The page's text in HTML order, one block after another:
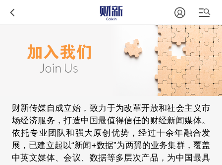
财新传媒自成立始，致力于为改革开放和社会主义市
场经济服务，打造中国最值得信任的财经新闻媒体。
依托专业团队和强大原创优势，经过十余年融合发
展，已建立起以“新闻+数据”为两翼的业务集群，覆盖
中英文媒体、会议、数据等多层次产品，为中国最具